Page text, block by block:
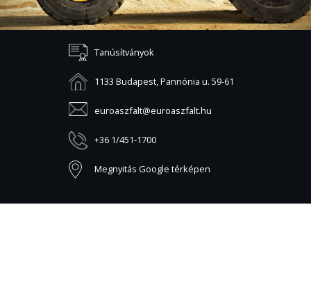
Tanúsítványok
1133 Budapest, Pannónia u. 59-61
euroaszfalt@euroaszfalt.hu
+36 1/451-1700
Megnyitás Google térképen